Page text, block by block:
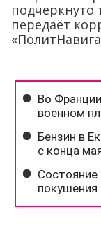
подчеркнуто
передаёт